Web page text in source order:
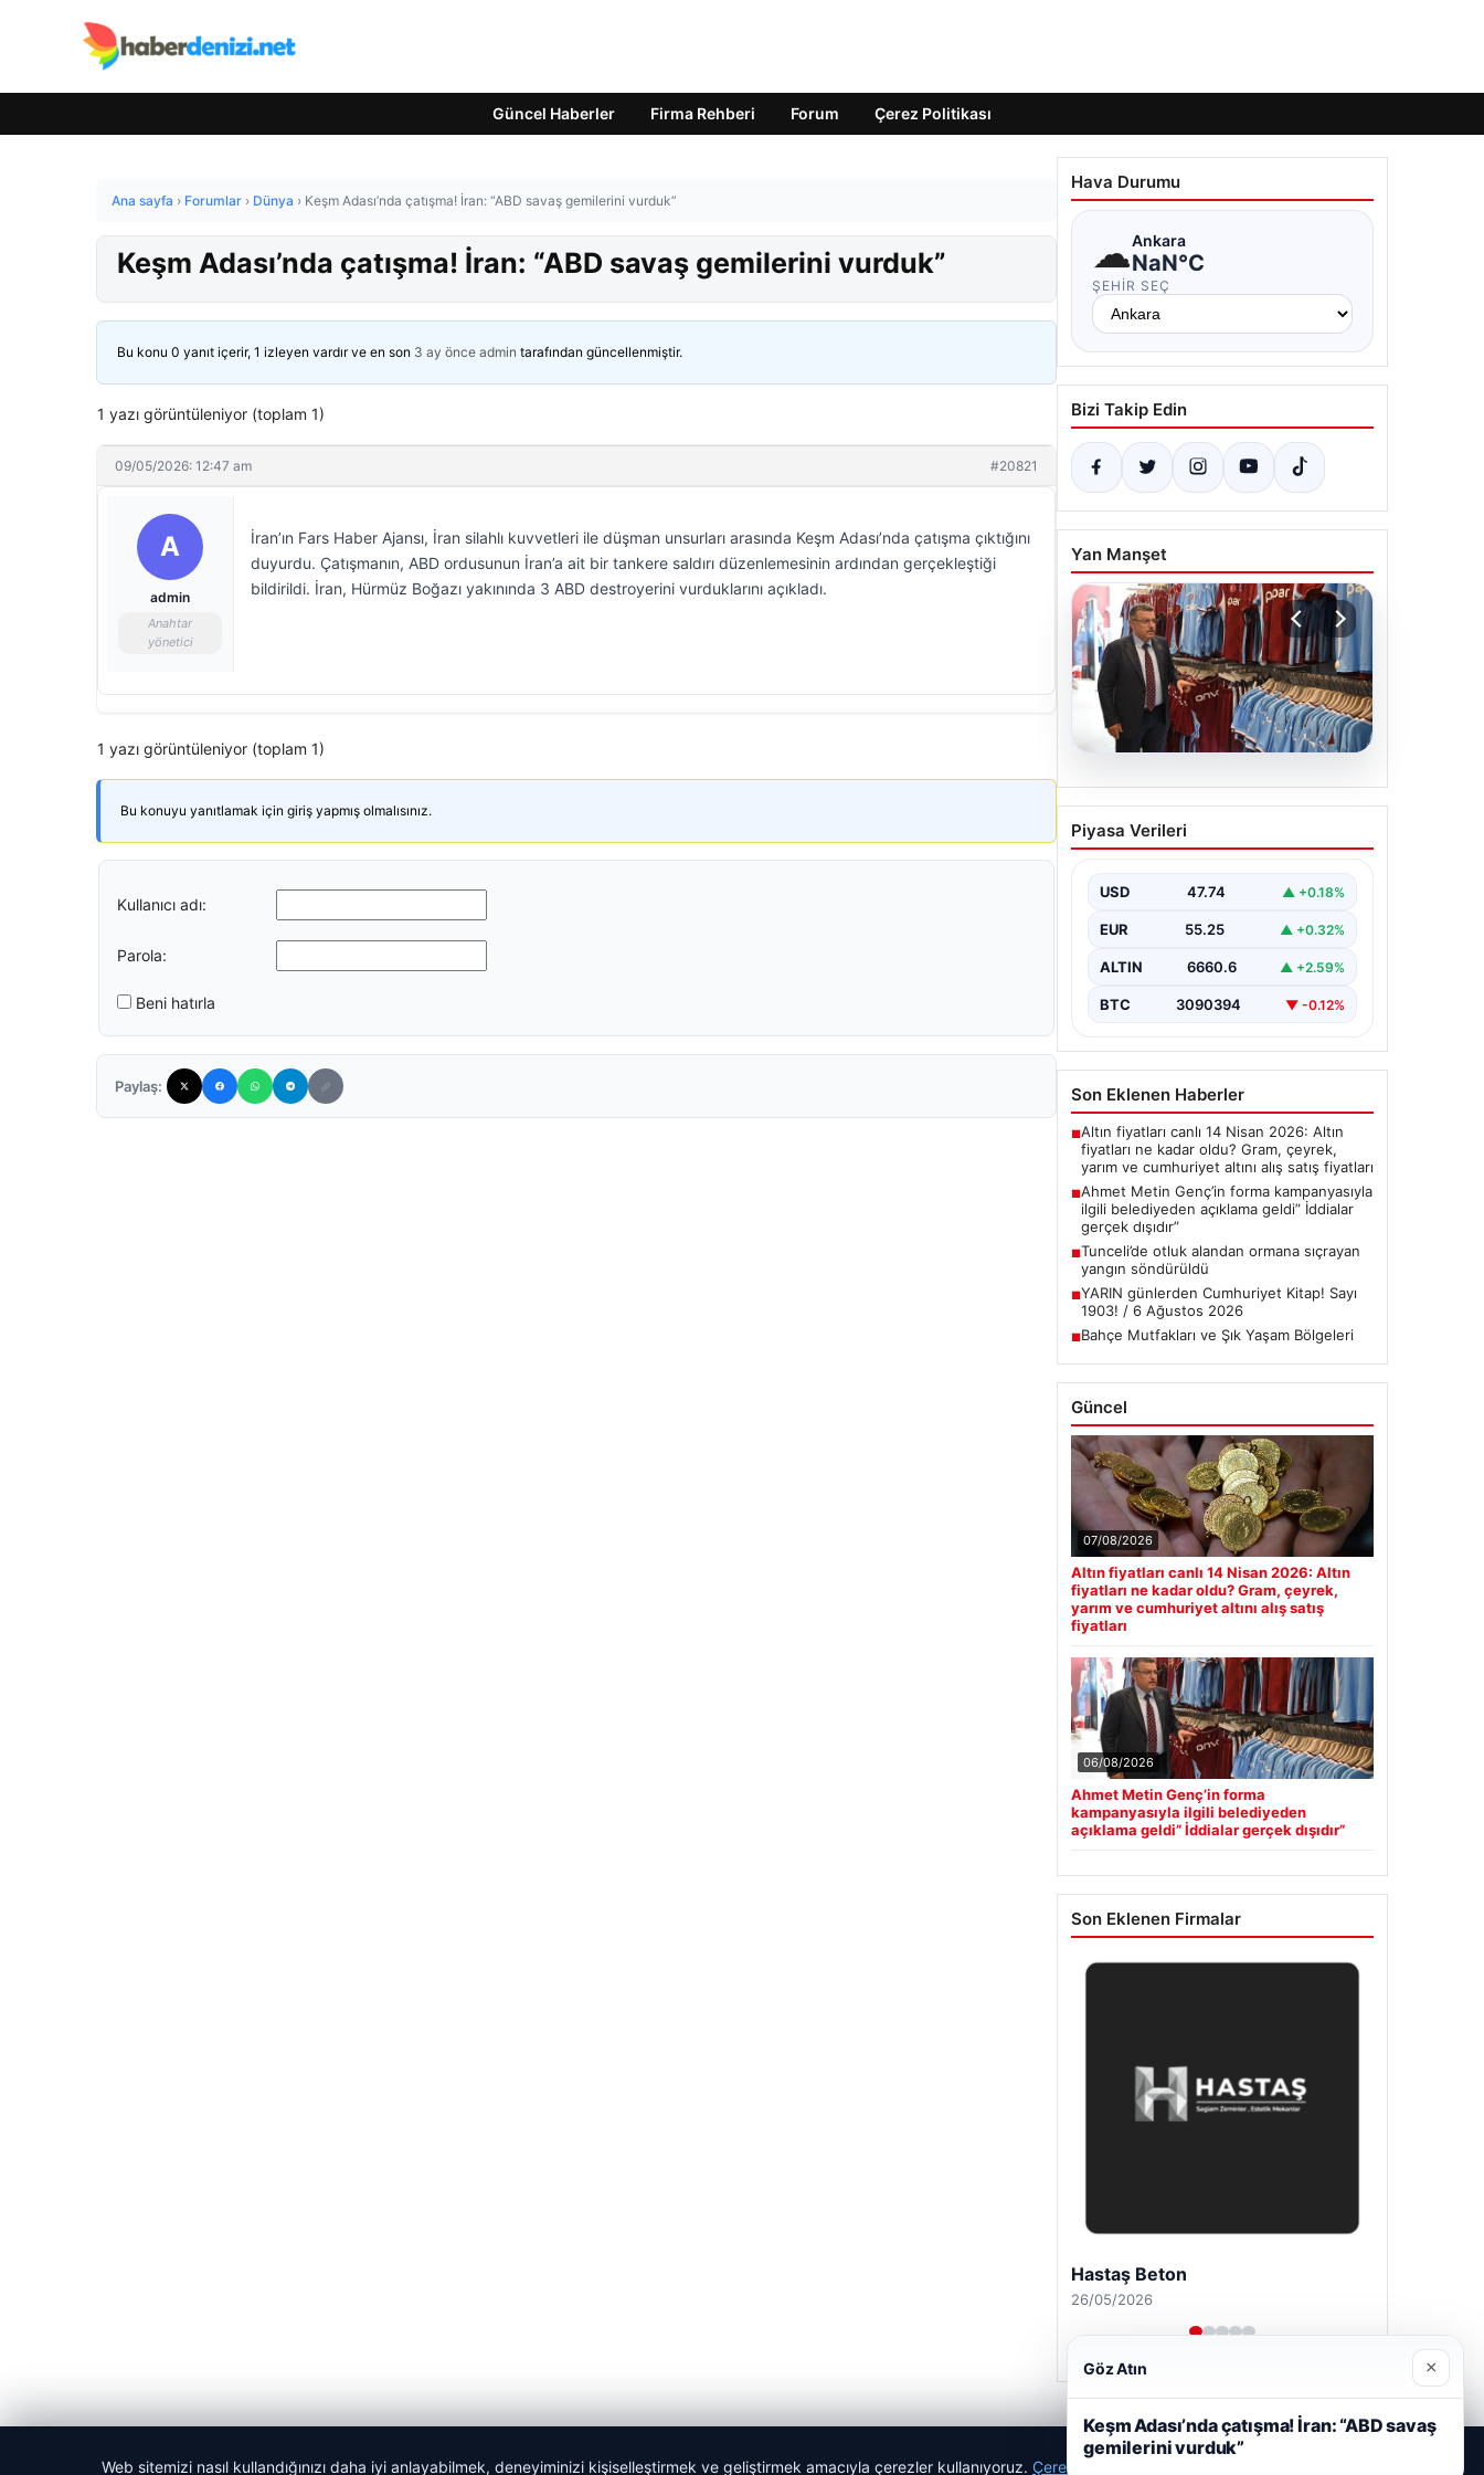
Güncel Haberler Firma Rehberi Forum Çerez Politikası
Ana sayfa › Forumlar › Dünya › Keşm Adası’nda çatışma! İran: “ABD savaş gemilerini vurduk”
Keşm Adası’nda çatışma! İran: “ABD savaş gemilerini vurduk”
Bu konu 0 yanıt içerir, 1 izleyen vardır ve en son 3 ay önce admin tarafından güncellenmiştir.
1 yazı görüntüleniyor (toplam 1)
09/05/2026: 12:47 am #20821
A
admin
Anahtar
yönetici
İran’ın Fars Haber Ajansı, İran silahlı kuvvetleri ile düşman unsurları arasında Keşm Adası’nda çatışma çıktığını
duyurdu. Çatışmanın, ABD ordusunun İran’a ait bir tankere saldırı düzenlemesinin ardından gerçekleştiği
bildirildi. İran, Hürmüz Boğazı yakınında 3 ABD destroyerini vurduklarını açıkladı.
1 yazı görüntüleniyor (toplam 1)
Bu konuyu yanıtlamak için giriş yapmış olmalısınız.
Kullanıcı adı:
Parola:
Beni hatırla
Paylaş:
Hava Durumu
☁Ankara
NaN°C
ŞEHIR SEÇ
Bizi Takip Edin
Yan Manşet
06.08.2026
Ahmet Metin Genç’in
forma kampanyasıyla ilgili
geldi” İddialar gerçek
dışıdır”
Piyasa Verileri
USD 47.74 ▲ +0.18%
EUR 55.25 ▲ +0.32%
ALTIN 6660.6 ▲ +2.59%
BTC 3090394 ▼ -0.12%
Son Eklenen Haberler
■Altın fiyatları canlı 14 Nisan 2026: Altın
fiyatları ne kadar oldu? Gram, çeyrek,
yarım ve cumhuriyet altını alış satış fiyatları
■Ahmet Metin Genç’in forma kampanyasıyla
ilgili belediyeden açıklama geldi” İddialar
gerçek dışıdır”
■Tunceli’de otluk alandan ormana sıçrayan
yangın söndürüldü
■YARIN günlerden Cumhuriyet Kitap! Sayı
1903! / 6 Ağustos 2026
■Bahçe Mutfakları ve Şık Yaşam Bölgeleri
Güncel
07/08/2026
Altın fiyatları canlı 14 Nisan 2026: Altın
fiyatları ne kadar oldu? Gram, çeyrek,
yarım ve cumhuriyet altını alış satış
fiyatları
06/08/2026
Ahmet Metin Genç’in forma
kampanyasıyla ilgili belediyeden
açıklama geldi” İddialar gerçek dışıdır”
Son Eklenen Firmalar
Hastaş Beton
26/05/2026
Web sitemizi nasıl kullandığınızı daha iyi anlayabilmek, deneyiminizi kişiselleştirmek ve geliştirmek amacıyla çerezler kullanıyoruz. Çerez Politikamız
Göz Atın ×
Keşm Adası’nda çatışma! İran: “ABD savaş
gemilerini vurduk”